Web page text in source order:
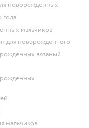
новорожденных
года
мальчиков
для новорожденного
вязаный
мальчиков